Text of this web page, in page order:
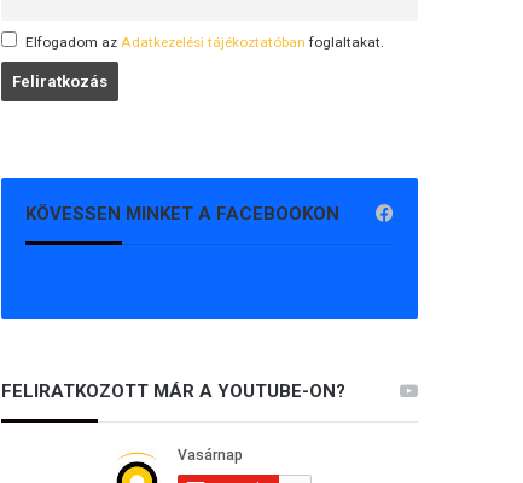
Elfogadom az Adatkezelési tájékoztatóban foglaltakat.
KÖVESSEN MINKET A FACEBOOKON
FELIRATKOZOTT MÁR A YOUTUBE-ON?